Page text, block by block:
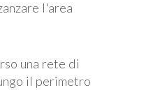
l'area
una rete di
il perimetro